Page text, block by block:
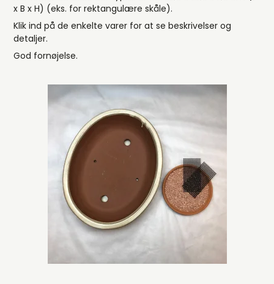
x B x H) (eks. for rektangulære skåle).
Klik ind på de enkelte varer for at se beskrivelser og
detaljer.
God fornøjelse.